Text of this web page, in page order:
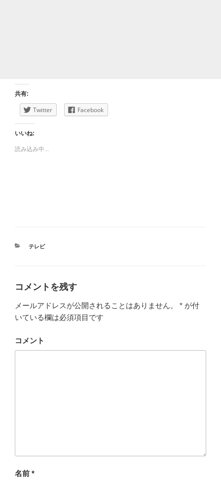
共有:
Twitter Facebook
いいね:
読み込み中...
カ
テレビ
コメントを残す
メールアドレスが公開されることはありません。 * が付
いている欄は必須項目です
コメント
名前 *